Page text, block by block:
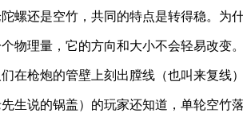
螺还是空竹，共同的特点是转得稳。为
物理量，它的方向和大小不会轻易改变
在枪炮的管壁上刻出膛线（也叫来复线
生说的锅盖）的玩家还知道，单轮空竹